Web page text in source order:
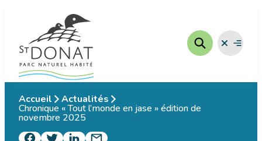
contenu
Fermer
le
Ouvrir
le
Accueil Actualités
Chronique « Tout l’monde en jase » édition de
novembre 2025